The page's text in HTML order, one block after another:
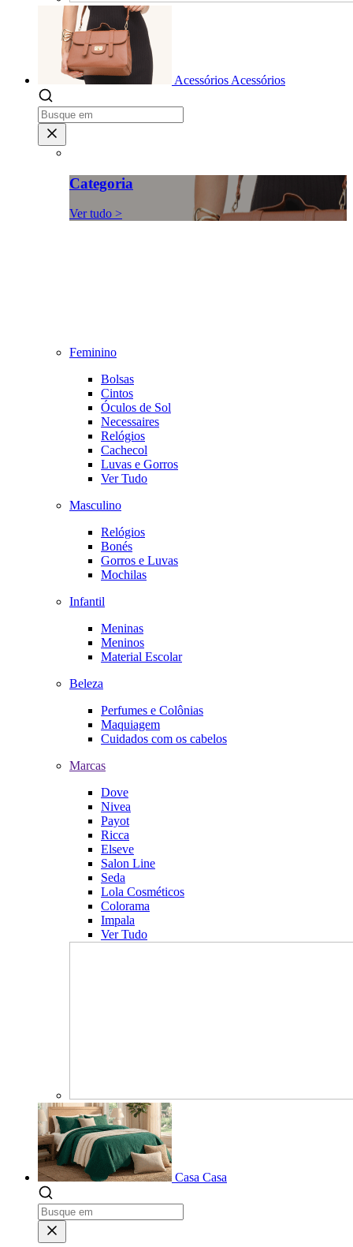
Acessórios Acessórios
Categoria
Ver tudo >
Feminino
Bolsas
Cintos
Óculos de Sol
Necessaires
Relógios
Cachecol
Luvas e Gorros
Ver Tudo
Masculino
Relógios
Bonés
Gorros e Luvas
Mochilas
Infantil
Meninas
Meninos
Material Escolar
Beleza
Perfumes e Colônias
Maquiagem
Cuidados com os cabelos
Marcas
Dove
Nivea
Payot
Ricca
Elseve
Salon Line
Seda
Lola Cosméticos
Colorama
Impala
Ver Tudo
Casa Casa